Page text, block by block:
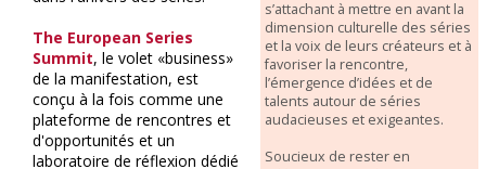
The European Series
Summit, le volet «business»
de la manifestation, est
conçu à la fois comme une
plateforme de rencontres et
d'opportunités et un
laboratoire de réflexion dédié
s’attachant à mettre en avant la
dimension culturelle des séries
et la voix de leurs créateurs et à
favoriser la rencontre,
l’émergence d’idées et de
talents autour de séries
audacieuses et exigeantes.
Soucieux de rester en